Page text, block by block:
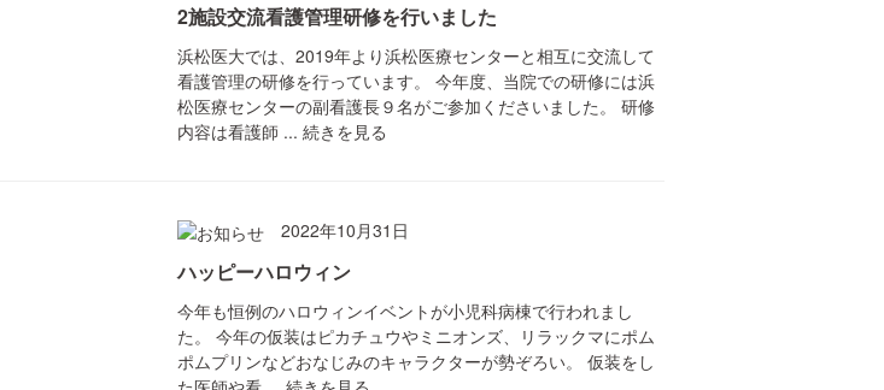
2施設交流看護管理研修を行いました
浜松医大では、2019年より浜松医療センターと相互に交流して
看護管理の研修を行っています。 今年度、当院での研修には浜
松医療センターの副看護長９名がご参加くださいました。 研修
内容は看護師 ... 続きを見る
2022年10月31日
ハッピーハロウィン
今年も恒例のハロウィンイベントが小児科病棟で行われまし
た。 今年の仮装はピカチュウやミニオンズ、リラックマにポム
ポムプリンなどおなじみのキャラクターが勢ぞろい。 仮装をし